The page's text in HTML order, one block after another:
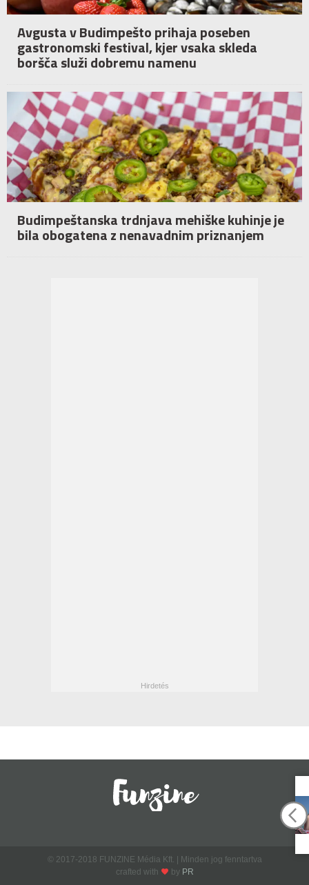
Avgusta v Budimpešto prihaja poseben
gastronomski festival, kjer vsaka skleda
boršča služi dobremu namenu
Budimpeštanska trdnjava mehiške kuhinje je
bila obogatena z nenavadnim priznanjem
© 2017-2018 FUNZINE Média Kft. | Minden jog fenntartva
crafted with
by PR